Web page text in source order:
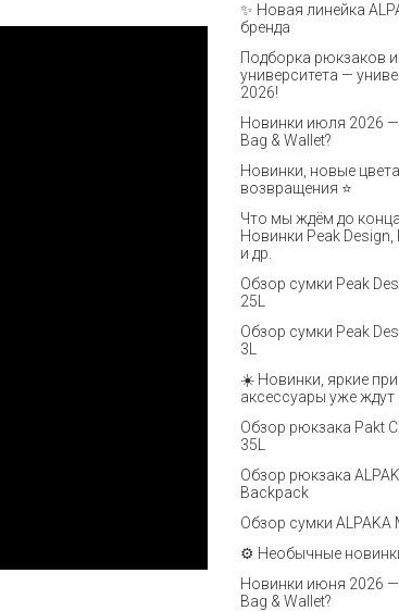
✨ Новая линейка
бренда
Подборка рюкзаков
университета —
2026!
Новинки июля 2026
Bag & Wallet?
Новинки, новые
возвращения ⭐️
Что мы ждём до
Новинки Peak Design,
и др.
Обзор сумки Peak
25L
Обзор сумки Peak
3L
☀️ Новинки, яркие
аксессуары уже
Обзор рюкзака Pakt
35L
Обзор рюкзака
Backpack
Обзор сумки ALPAKA
⚙️ Необычные
Новинки июня 2026
Bag & Wallet?